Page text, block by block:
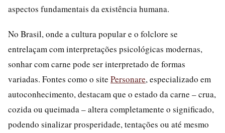
aspectos fundamentais da existência humana.
No Brasil, onde a cultura popular e o folclore se
entrelaçam com interpretações psicológicas modernas,
sonhar com carne pode ser interpretado de formas
variadas. Fontes como o site Personare, especializado em
autoconhecimento, destacam que o estado da carne – crua,
cozida ou queimada – altera completamente o significado,
podendo sinalizar prosperidade, tentações ou até mesmo